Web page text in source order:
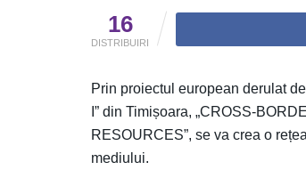
16
DISTRIBUIRI
Prin proiectul european derulat
I” din Timișoara, „CROSS-
RESOURCES”, se va crea o
mediului.